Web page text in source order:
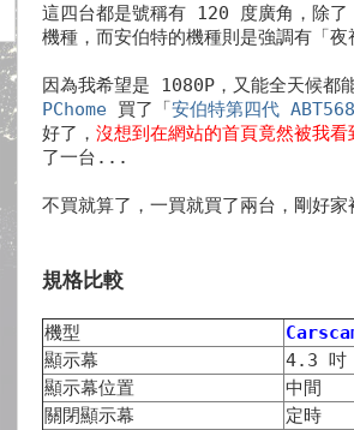
這四台都是號稱有 120 度廣角，除
機種，而安伯特的機種則是強調有「
因為我希望是 1080P，又能全天候都
PChome 買了「安伯特第四代 ABT568
好了， 沒想到在網站的首頁竟然被我
了一台...
不買就算了，一買就買了兩台，剛好
規格比較
機型
顯示幕
4.3 吋
顯示幕位置
中間
關閉顯示幕
定時